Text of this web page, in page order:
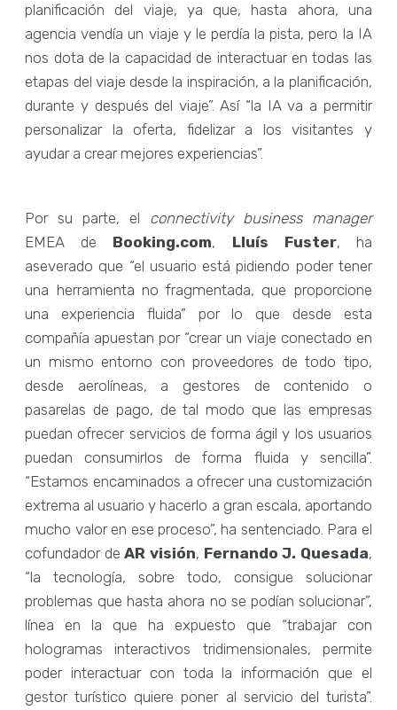
planificación del viaje, ya que, hasta ahora, una
agencia vendía un viaje y le perdía la pista, pero la IA
nos dota de la capacidad de interactuar en todas las
etapas del viaje desde la inspiración, a la planificación,
durante y después del viaje”. Así “la IA va a permitir
personalizar la oferta, fidelizar a los visitantes y
ayudar a crear mejores experiencias”.
Por su parte, el connectivity business manager
EMEA de Booking.com, Lluís Fuster, ha
aseverado que “el usuario está pidiendo poder tener
una herramienta no fragmentada, que proporcione
una experiencia fluida” por lo que desde esta
compañía apuestan por “crear un viaje conectado en
un mismo entorno con proveedores de todo tipo,
desde aerolíneas, a gestores de contenido o
pasarelas de pago, de tal modo que las empresas
puedan ofrecer servicios de forma ágil y los usuarios
puedan consumirlos de forma fluida y sencilla”.
“Estamos encaminados a ofrecer una customización
extrema al usuario y hacerlo a gran escala, aportando
mucho valor en ese proceso”, ha sentenciado. Para el
cofundador deAR visión, Fernando J. Quesada,
“la tecnología, sobre todo, consigue solucionar
problemas que hasta ahora no se podían solucionar”,
línea en la que ha expuesto que “trabajar con
hologramas interactivos tridimensionales, permite
poder interactuar con toda la información que el
gestor turístico quiere poner al servicio del turista”.